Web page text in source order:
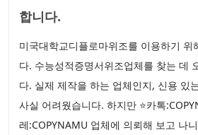
합니다.
미국대학교디플로마위조를 이용하기 위
다. 수능성적증명서위조업체를 찾는 데
다. 실제 제작을 하는 업체인지, 신용 있
사실 어려웠습니다. 하지만 ⭐카톡
레:COPYNAMU 업체에 의뢰해 보고 나